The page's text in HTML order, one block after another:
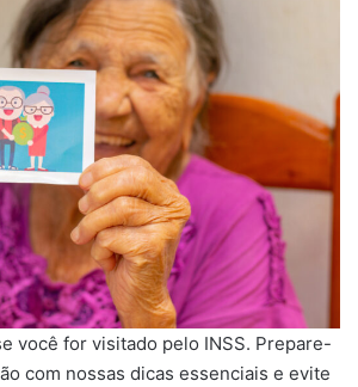
você for visitado pelo INSS. Prepare-
com nossas dicas essenciais e evite